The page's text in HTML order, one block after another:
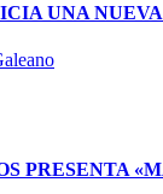
UNA
PRESENTA